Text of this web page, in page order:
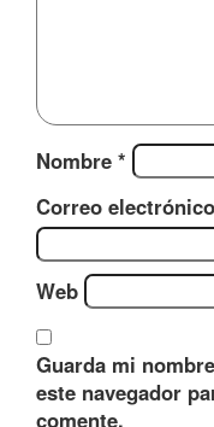
Nombre *
Correo electrónico
Web
Guarda mi
este navegador
comente.